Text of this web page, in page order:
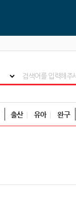
출산 유아 완구